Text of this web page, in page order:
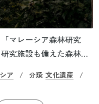
マレーシア森林研究
究施設も備えた森林保
手で植林し森を育てる
の苗木をはじめ、当時
ア / 分類: 文化遺産
/